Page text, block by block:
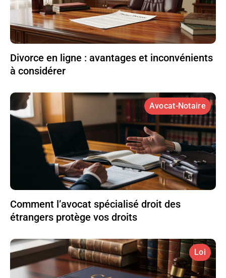
Divorce en ligne : avantages et inconvénients
à considérer
Avocat-Notaire
Comment l’avocat spécialisé droit des
étrangers protège vos droits
Loi